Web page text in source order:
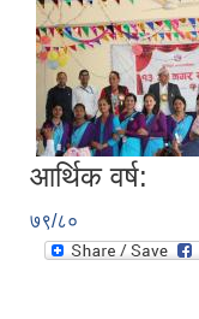
आर्थिक वर्ष:
७९/८०